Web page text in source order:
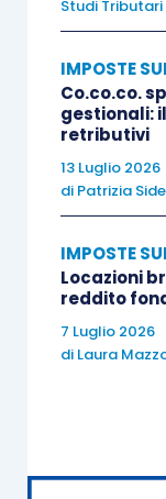
Ildatore di
nel
sensi
Tuir,
nel
Studi Tributari
IMPOSTE
Co.co.co.
gestionali:
retributivi
13 Luglio 2026
di Patrizia
IMPOSTE
Locazioni
reddito
7 Luglio 2026
di Laura